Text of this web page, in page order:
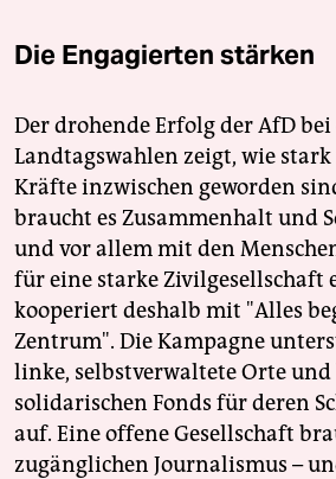
Die Engagierten stärken
Der drohende Erfolg der AfD
Landtagswahlen zeigt, wie
Kräfte inzwischen geworden
braucht es Zusammenhalt und
und vor allem mit den
für eine starke Zivilgesellschaft
kooperiert deshalb mit "Alles
Zentrum". Die Kampagne
linke, selbstverwaltete Orte
solidarischen Fonds für deren
auf. Eine offene Gesellschaft
zugänglichen Journalismus –